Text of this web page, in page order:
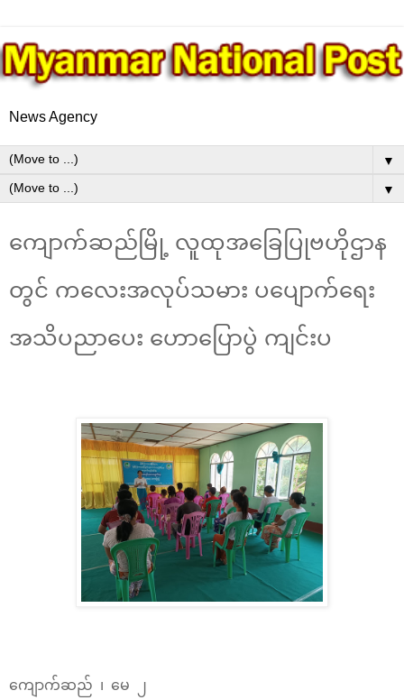
News Agency
▼
▼
ကျောက်ဆည်မြို့ လူထုအခြေပြုဗဟိုဌာန
တွင် ကလေးအလုပ်သမား ပပျောက်ရေး
အသိပညာပေး ဟောပြောပွဲ ကျင်းပ
ကျောက်ဆည် ၊ မေ ၂